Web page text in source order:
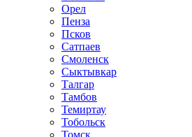
Орел
Пенза
Псков
Сатпаев
Смоленск
Сыктывкар
Талгар
Тамбов
Темиртау
Тобольск
Томск